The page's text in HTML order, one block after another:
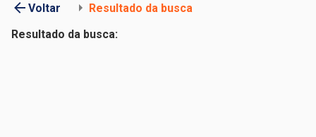
Voltar
Resultado da busca
Resultado da busca: